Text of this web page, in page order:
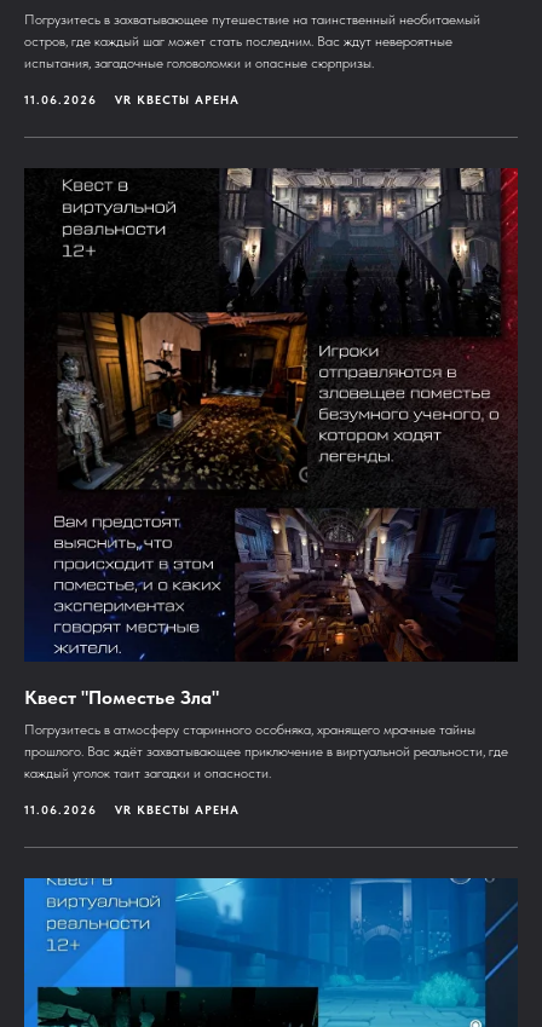
Погрузитесь в захватывающее путешествие на таинственный необитаемый
остров, где каждый шаг может стать последним. Вас ждут невероятные
испытания, загадочные головоломки и опасные сюрпризы.
11.06.2026 VR КВЕСТЫ АРЕНА
Квест "Поместье Зла"
Погрузитесь в атмосферу старинного особняка, хранящего мрачные тайны
прошлого. Вас ждёт захватывающее приключение в виртуальной реальности, где
каждый уголок таит загадки и опасности.
11.06.2026 VR КВЕСТЫ АРЕНА